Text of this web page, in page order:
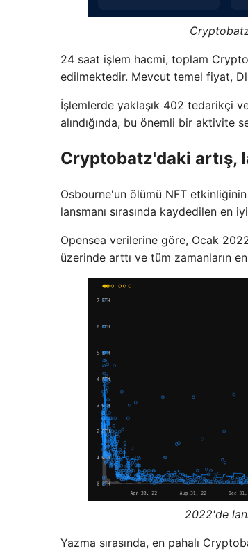
24 saat işlem hacmi, toplam
edilmektedir. Mevcut temel fiyat,
İşlemlerde yaklaşık 402 tedarikçi
alındığında, bu önemli bir aktivite
Cryptobatz'daki artış,
Osbourne'un ölümü NFT
lansmanı sırasında kaydedilen en
Opensea verilerine göre, Ocak
üzerinde arttı ve tüm zamanların
2022'de
Yazma sırasında, en pahalı